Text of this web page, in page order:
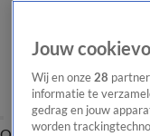
Jouw
Wij en onze 28
informatie te
gedrag en jouw
worden